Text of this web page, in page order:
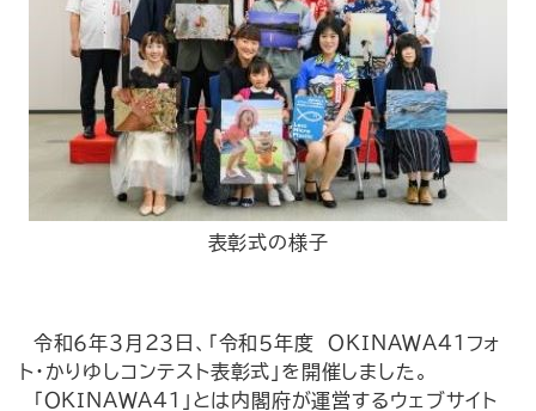
表彰式の様子
令和６年３月２３日、「令和５年度 ＯＫＩＮＡＷＡ４１フォ
ト・かりゆしコンテスト表彰式」を開催しました。
「ＯＫＩＮＡＷＡ４１」とは内閣府が運営するウェブサイト